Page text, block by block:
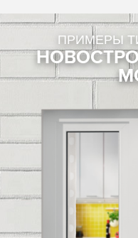
КОМФОРТ В ЛЮБУЮ
Энергосберегающее
инфракрасное излучение,
РАЗУМНАЯ ЭКОНОМИЯ
Благодаря функции
позволяют сократить
ПРИМЕРЫ